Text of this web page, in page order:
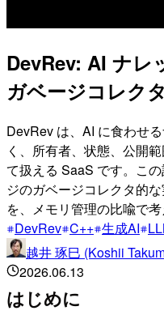
DevRev: AI ナレ
ガベージコレク
DevRev は、AI に食わせ
く、所有者、状態、公開
て扱える SaaS です。こ
ジのガベージコレクタ的
を、メモリ管理の比喩で考
DevRev C++ 生成AI
越井 琢巳 (Koshii
2026.06.13
はじめに